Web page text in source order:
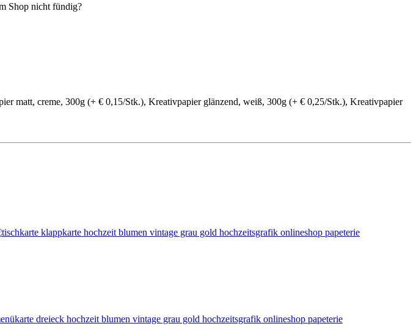
Shop nicht fündig?
matt, creme, 300g (+ € 0,15/Stk.), Kreativpapier glänzend, weiß, 300g (+ € 0,25/Stk.), Kreativpapier